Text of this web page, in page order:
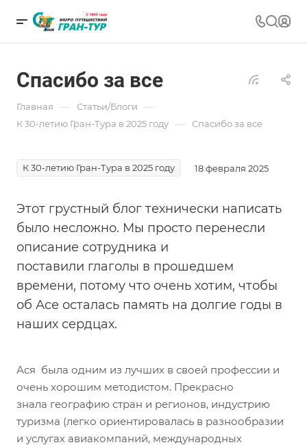
Спасибо за все
Главная — Статьи/Блоги —
К 30-летию Гран-Тура в 2025 году — Спасибо за все
К 30-летию Гран-Тура в 2025 году 18 февраля 2025
Этот грустный блог технически написать
было несложно. Мы просто перенесли
описание сотрудника и
поставили глаголы в прошедшем
времени, потому что очень хотим, чтобы
об Асе осталась память на долгие годы в
наших сердцах.
Ася была одним из лучших в своей профессии и
очень хорошим методистом. Прекрасно
знала географию стран и регионов, индустрию
туризма (легко ориентировалась в разнообразии
и услугах авиакомпаний, международных